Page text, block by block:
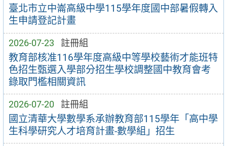
臺北市立中崙高級中學115學年度國中部暑假轉入
生申請登記計畫
2026-07-23 註冊組
教育部核准116學年度高級中等學校藝術才能班特
色招生甄選入學部分招生學校調整國中教育會考
錄取門檻相關資訊
2026-07-20 註冊組
國立清華大學數學系承辦教育部115學年「高中學
生科學研究人才培育計畫-數學組」招生